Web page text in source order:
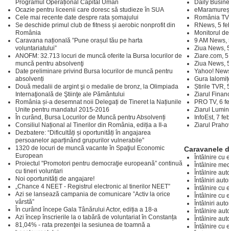
Programul Operațional Capital Uman
Ocazie pentru liceenii care doresc să studieze în SUA
Cele mai recente date despre rata șomajului
Se deschide primul club de fitness și aerobic nonprofit din
România
Caravana națională ”Pune orașul tău pe harta
voluntariatului”
ANOFM: 32.713 locuri de muncă oferite la Bursa locurilor de
muncă pentru absolvenţi
Date preliminare privind Bursa locurilor de muncă pentru
absolvenți
Două medalii de argint şi o medalie de bronz, la Olimpiada
Internaţională de Ştiinţe ale Pământului
România și-a desemnat noii Delegați de Tineret la Națiunile
Unite pentru mandatul 2015-2016
În curând, Bursa Locurilor de Muncă pentru Absolvenți
Consiliul Național al Tinerilor din România, ediția a II-a
Dezbatere: “Dificultăți și oportunități în angajarea
persoanelor aparținând grupurilor vulnerabile”
1320 de locuri de muncă vacante în Spaţiul Economic
European
Proiectul "Promotori pentru democraţie europeană” continuă
cu tineri voluntari
Noi oportunități de angajare!
„Chance 4 NEET - Registrul electronic al tinerilor NEET”
Azi se lansează campania de comunicare ”Activ la orice
vârstă”
În curând începe Gala Tânărului Actor, ediția a 18-a
Azi încep înscrierile la o tabără de voluntariat în Constanța
81,04% - rata prezenţei la sesiunea de toamnă a
Daily
România
RNews, 5
Monitorul
9 AM
Ziua News,
Ziare.com,
Ziua News,
Yahoo!
Gura
Știrile TVR,
Ziarul
PRO TV, 6
Ziarul
InfoEst, 7
Ziarul
Caravanele
Întâlnire cu
Întâlnire
Întâlnire
Întâlniri
Întâlnire cu
Întâlnire cu
Întâlniri
Întâlnire
Întâlnire
Întâlnire cu